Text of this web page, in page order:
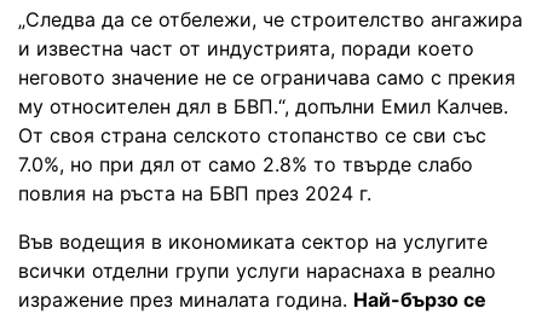
„Следва да се отбележи, че строителство ангажира
и известна част от индустрията, поради което
неговото значение не се ограничава само с прекия
му относителен дял в БВП.“, допълни Емил Калчев.
От своя страна селското стопанство се сви със
7.0%, но при дял от само 2.8% то твърде слабо
повлия на ръста на БВП през 2024 г.
Във водещия в икономиката сектор на услугите
всички отделни групи услуги нараснаха в реално
изражение през миналата година. Най-бързо се